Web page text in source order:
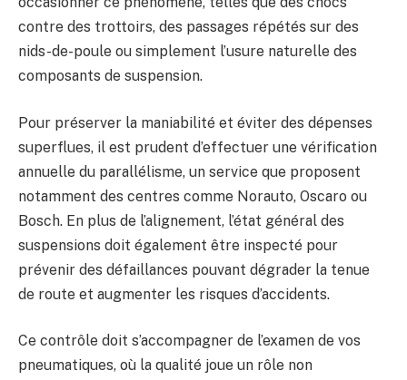
contre des trottoirs, des passages répétés sur des
nids-de-poule ou simplement l’usure naturelle des
composants de suspension.
Pour préserver la maniabilité et éviter des dépenses
superflues, il est prudent d’effectuer une vérification
annuelle du parallélisme, un service que proposent
notamment des centres comme Norauto, Oscaro ou
Bosch. En plus de l’alignement, l’état général des
suspensions doit également être inspecté pour
prévenir des défaillances pouvant dégrader la tenue
de route et augmenter les risques d’accidents.
Ce contrôle doit s’accompagner de l’examen de vos
pneumatiques, où la qualité joue un rôle non